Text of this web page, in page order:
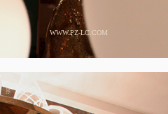
WWW.PZ-LC.COM